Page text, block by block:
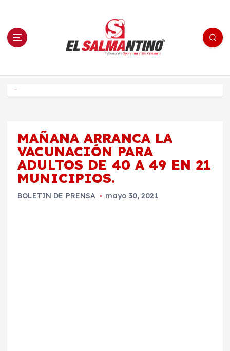
n El Salmantino - medios/noticias/editorial
MAÑANA ARRANCA LA
VACUNACIÓN PARA
ADULTOS DE 40 A 49 EN 21
MUNICIPIOS.
BOLETIN DE PRENSA mayo 30, 2021